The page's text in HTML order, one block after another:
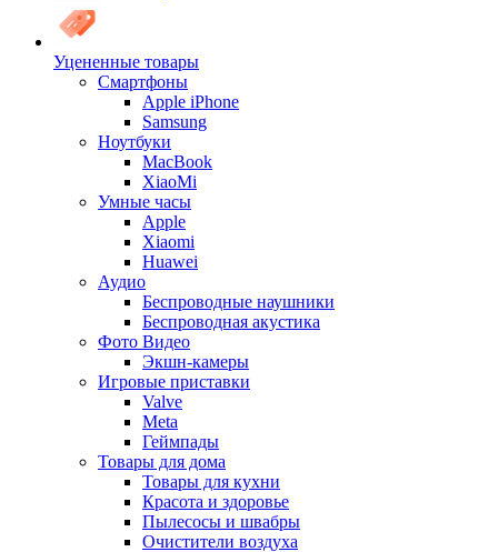
Уцененные товары
Cмартфоны
Apple iPhone
Samsung
Ноутбуки
MacBook
XiaoMi
Умные часы
Apple
Xiaomi
Huawei
Аудио
Беспроводные наушники
Беспроводная акустика
Фото Видео
Экшн-камеры
Игровые приставки
Valve
Meta
Геймпады
Товары для дома
Товары для кухни
Красота и здоровье
Пылесосы и швабры
Очистители воздуха